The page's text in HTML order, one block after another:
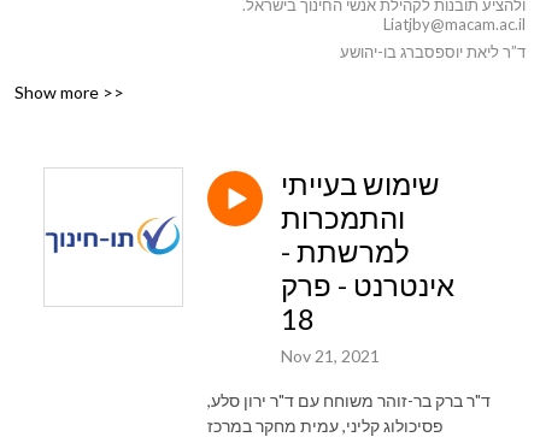
ולהציע תובנות לקהילת אנשי החינוך בישראל.
Liatjby@macam.ac.il
ד”ר ליאת יוספסברג בן-יהושע
Show more >>
שימוש בעייתי
והתמכרות
למרשתת -
אינטרנט - פרק
18
Nov 21, 2021
ד"ר ברק בר-זוהר משוחח עם ד"ר ירון סלע,
פסיכולוג קליני, עמית מחקר במרכז